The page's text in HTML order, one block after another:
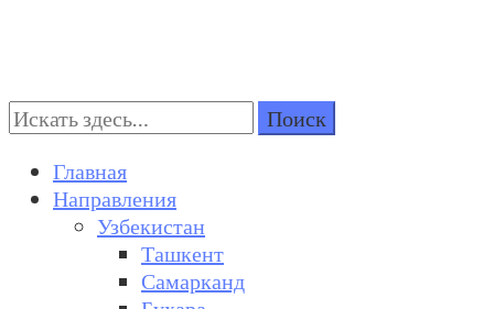
Turkestan Travel
Discover Central Asia
Поиск:
Главная
Направления
Узбекистан
Ташкент
Самарканд